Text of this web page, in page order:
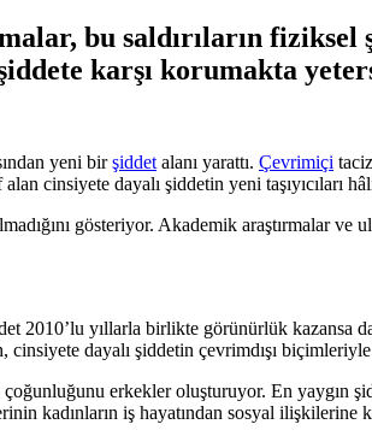
bu saldırıların
karşı korumakta
yeni birşiddet alanı yarattı. Çevrimiçi
cinsiyete dayalı şiddetin yeni taşıyıcıları
gösteriyor. Akademik araştırmalar
2010’lu yıllarla birlikte görünürlük kazansa
cinsiyete dayalı şiddetin çevrimdışı
erkekler oluşturuyor. En yaygın
kadınların iş hayatından sosyal ilişkilerine